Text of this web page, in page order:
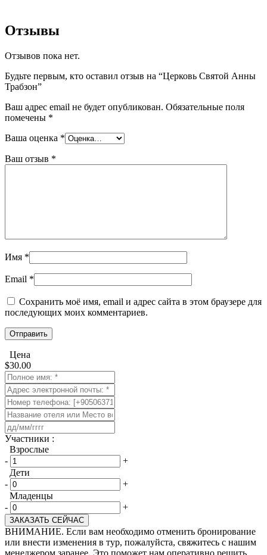
Отзывы
Отзывов пока нет.
Будьте первым, кто оставил отзыв на “Церковь Святой Анны
Трабзон”
Ваш адрес email не будет опубликован. Обязательные поля
помечены *
Ваша оценка *
Ваш отзыв *
Имя *
Email *
Сохранить моё имя, email и адрес сайта в этом браузере для
последующих моих комментариев.
Цена
$30.00
​Участники :
Взрослые
-
+
Дети
-
+
Младенцы
-
+
ЗАКАЗАТЬ СЕЙЧАС
ВНИМАНИЕ. Если вам необходимо отменить бронирование
или внести изменения в тур, пожалуйста, свяжитесь с нашим
менеджером заранее. Это поможет нам оперативно решить